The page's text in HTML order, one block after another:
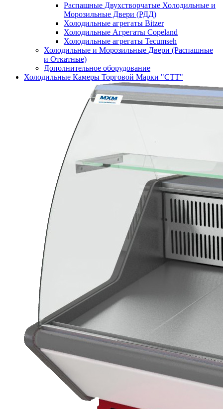
Распашные Двухстворчатые Холодильные и
Морозильные Двери (РДД)
Холодильные агрегаты Bitzer
Холодильные Агрегаты Copeland
Холодильные агрегаты Tecumseh
Холодильные и Морозильные Двери (Распашные
и Откатные)
Дополнительное оборудование
Холодильные Камеры Торговой Марки "СТТ"